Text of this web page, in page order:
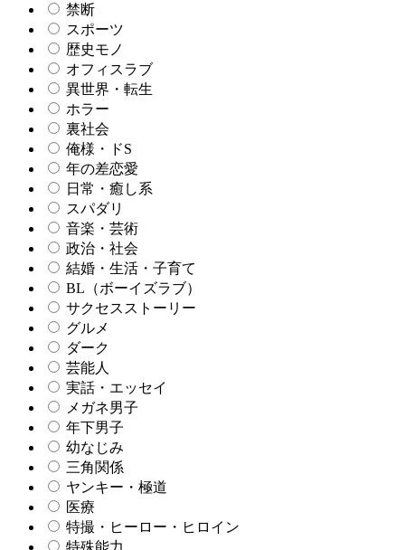
禁断
スポーツ
歴史モノ
オフィスラブ
異世界・転生
ホラー
裏社会
俺様・ドS
年の差恋愛
日常・癒し系
スパダリ
音楽・芸術
政治・社会
結婚・生活・子育て
BL（ボーイズラブ）
サクセスストーリー
グルメ
ダーク
芸能人
実話・エッセイ
メガネ男子
年下男子
幼なじみ
三角関係
ヤンキー・極道
医療
特撮・ヒーロー・ヒロイン
特殊能力